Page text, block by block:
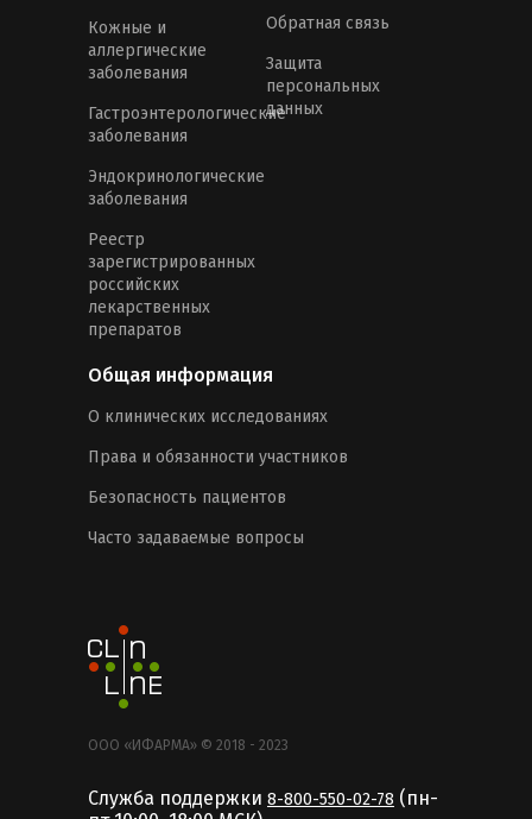
Кожные и
аллергические
заболевания
Гастроэнтерологические
заболевания
Эндокринологические
заболевания
Реестр
зарегистрированных
российских
лекарственных
препаратов
Обратная связь
Защита
персональных
данных
Общая информация
О клинических исследованиях
Права и обязанности участников
Безопасность пациентов
Часто задаваемые вопросы
ООО «ИФАРМА» © 2018 - 2023
Служба поддержки 8-800-550-02-78 (пн-